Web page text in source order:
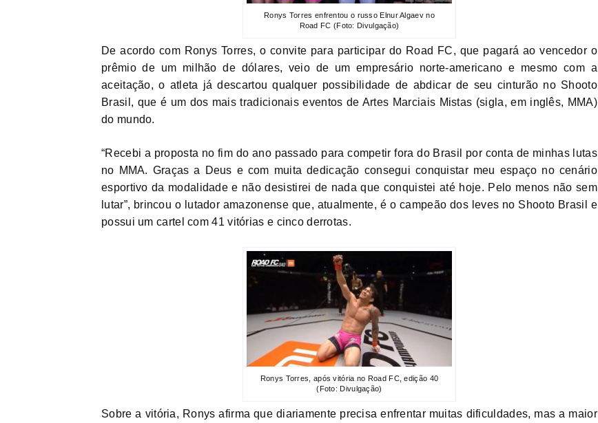
Ronys Torres enfrentou o russo Elnur Algaev no
Road FC (Foto: Divulgação)
De acordo com Ronys Torres, o convite para participar do Road FC, que pagará ao vencedor o
prêmio de um milhão de dólares, veio de um empresário norte-americano e mesmo com a
aceitação, o atleta já descartou qualquer possibilidade de abdicar de seu cinturão no Shooto
Brasil, que é um dos mais tradicionais eventos de Artes Marciais Mistas (sigla, em inglês, MMA)
do mundo.
“Recebi a proposta no fim do ano passado para competir fora do Brasil por conta de minhas lutas
no MMA. Graças a Deus e com muita dedicação consegui conquistar meu espaço no cenário
esportivo da modalidade e não desistirei de nada que conquistei até hoje. Pelo menos não sem
lutar”, brincou o lutador amazonense que, atualmente, é o campeão dos leves no Shooto Brasil e
possui um cartel com 41 vitórias e cinco derrotas.
Ronys Torres, após vitória no Road FC, edição 40
(Foto: Divulgação)
Sobre a vitória, Ronys afirma que diariamente precisa enfrentar muitas dificuldades, mas a maior